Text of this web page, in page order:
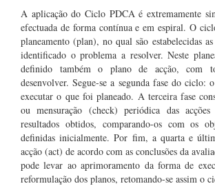
A aplicação do Ciclo PDCA é extremamente
efectuada de forma contínua e em espiral. O
planeamento (plan), no qual são estabelecidas
identificado o problema a resolver. Neste
definido também o plano de acção, com
desenvolver. Segue-se a segunda fase do ciclo:
executar o que foi planeado. A terceira fase
ou mensuração (check) periódica das
resultados obtidos, comparando-os com os
definidas inicialmente. Por fim, a quarta e
acção (act) de acordo com as conclusões da
pode levar ao aprimoramento da forma de
reformulação dos planos, retomando-se assim o